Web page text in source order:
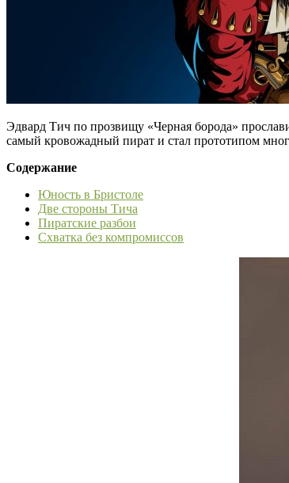
Эдвард Тич по прозвищу «Черная борода»
самый кровожадный пират и стал прототипом
Содержание
Юность в Бристоле
Две стороны Тича
Пиратские разбои
Схватка без компромиссов